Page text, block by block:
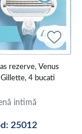
rezerve, Venus
4 bucati
intimă
25012